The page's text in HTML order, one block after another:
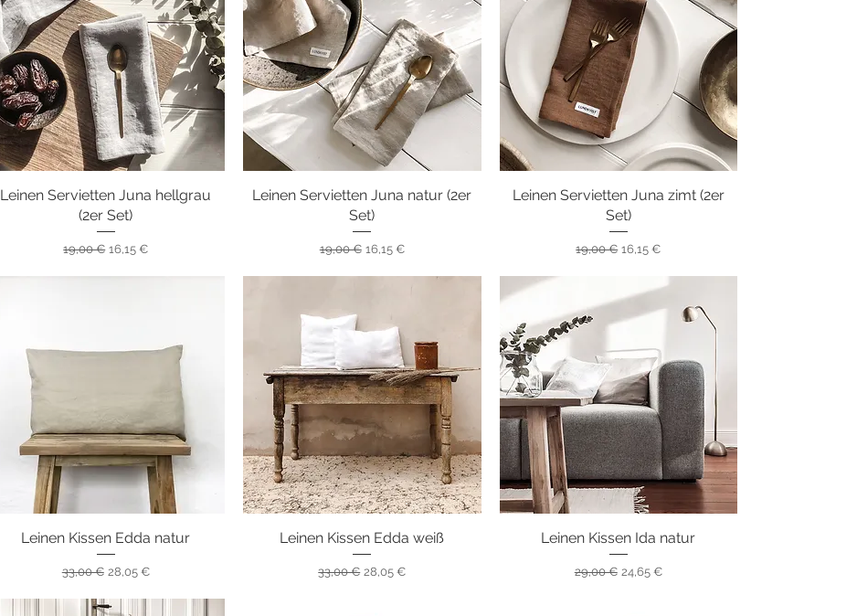
Schnellansicht
Leinen Servietten Juna hellgrau
(2er Set)
Standardpreis
19,00 € Sale-Preis
16,15 €
Schnellansicht
Leinen Servietten Juna natur (2er
Set)
Standardpreis
19,00 € Sale-Preis
16,15 €
Schnellansicht
Leinen Servietten Juna zimt (2er
Set)
Standardpreis
19,00 € Sale-Preis
16,15 €
Schnellansicht
Leinen Kissen Edda natur
Standardpreis
33,00 € Sale-Preis
28,05 €
Schnellansicht
Leinen Kissen Edda weiß
Standardpreis
33,00 € Sale-Preis
28,05 €
Schnellansicht
Leinen Kissen Ida natur
Standardpreis
29,00 € Sale-Preis
24,65 €